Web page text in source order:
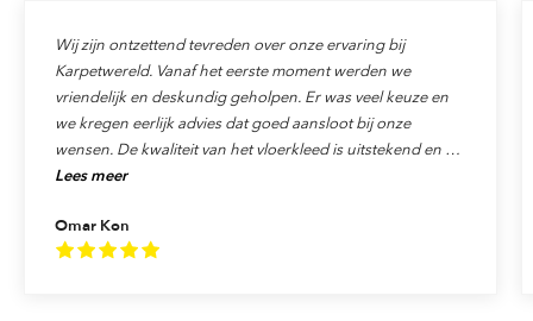
Omar Kon
Wij zijn ontzettend tevreden over onze ervaring bij
Karpetwereld. Vanaf het eerste moment werden we
vriendelijk en deskundig geholpen. Er was veel keuze en
we kregen eerlijk advies dat goed aansloot bij onze
wensen. De kwaliteit van het vloerkleed is uitstekend en de
levering verliep precies zoals afgesproken. Ook de service
echt als klant gewaardeerd. We raden Karpetwereld dan
ook van harte aan aan iedereen die op zoek is naar
Lees meer